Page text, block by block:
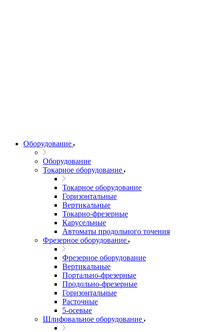
Оборудование
Оборудование
Токарное оборудование
Токарное оборудование
Горизонтальные
Вертикальные
Токарно-фрезерные
Карусельные
Автоматы продольного точения
Фрезерное оборудование
Фрезерное оборудование
Вертикальные
Портально-фрезерные
Продольно-фрезерные
Горизонтальные
Расточные
5-осевые
Шлифовальное оборудование